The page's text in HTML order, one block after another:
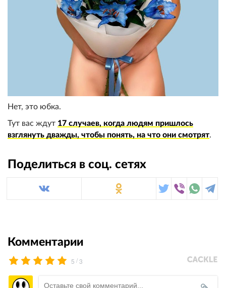
Нет, это юбка.
Тут вас ждут 17 случаев, когда людям пришлось
взглянуть дважды, чтобы понять, на что они смотрят.
Поделиться в соц. сетях
Комментарии
5 /3